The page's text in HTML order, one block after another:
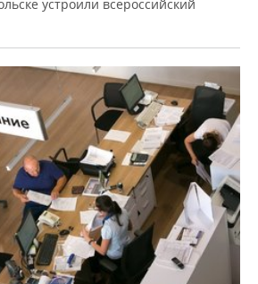
устроили всероссийский